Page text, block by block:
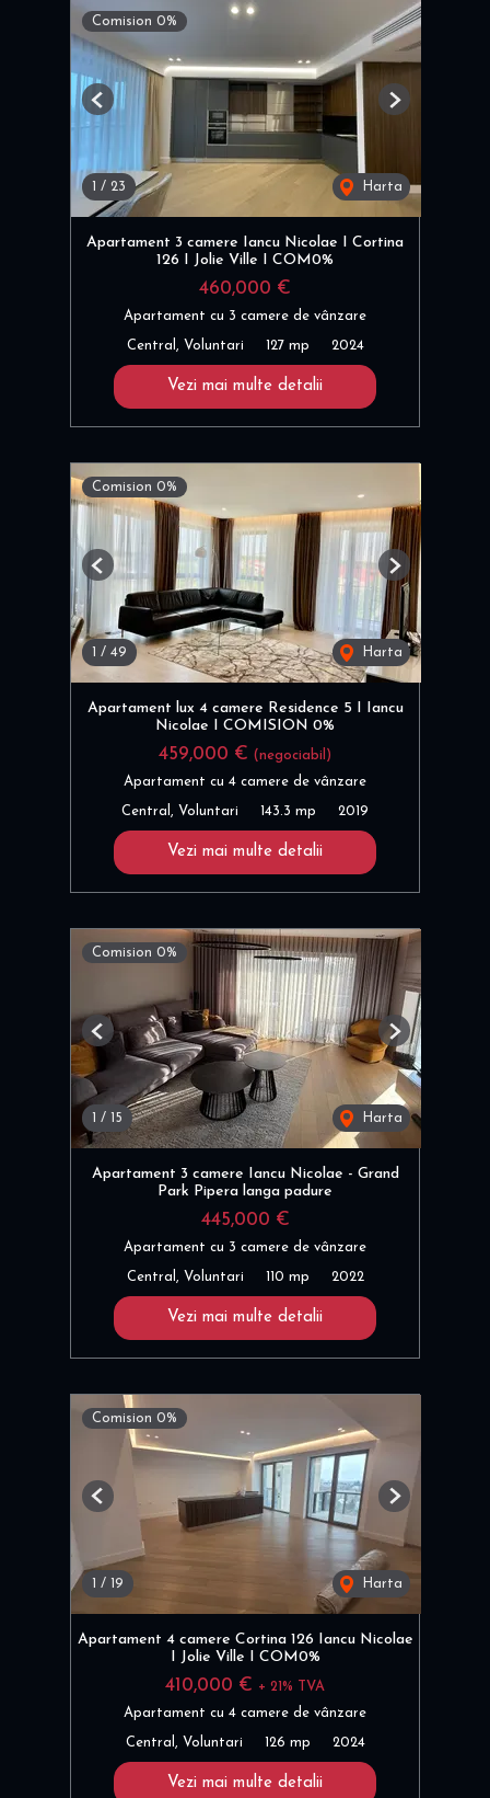
Comision 0%
/ 23 Harta
Previous Next
Apartament 3 camere Iancu Nicolae I Cortina
126 I Jolie Ville I COM0%
460,000 €
Apartament cu 3 camere de vânzare
Central, Voluntari 127 mp 2024
Vezi mai multe detalii
Comision 0%
/ 49 Harta
Previous Next
Apartament lux 4 camere Residence 5 I Iancu
Nicolae I COMISION 0%
459,000 € (negociabil)
Apartament cu 4 camere de vânzare
Central, Voluntari 143.3 mp 2019
Vezi mai multe detalii
Comision 0%
1 / 15 Harta
Previous Next
Apartament 3 camere Iancu Nicolae - Grand
Park Pipera langa padure
445,000 €
Apartament cu 3 camere de vânzare
Central, Voluntari 110 mp 2022
Vezi mai multe detalii
Comision 0%
1 / 19 Harta
Previous Next
Apartament 4 camere Cortina 126 Iancu Nicolae
I Jolie Ville I COM0%
410,000 € + 21% TVA
Apartament cu 4 camere de vânzare
Central, Voluntari 126 mp 2024
Vezi mai multe detalii